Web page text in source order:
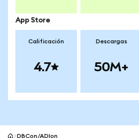
App Store
Calificación
4.7
Descargas
50M+
DBCon/ADIon